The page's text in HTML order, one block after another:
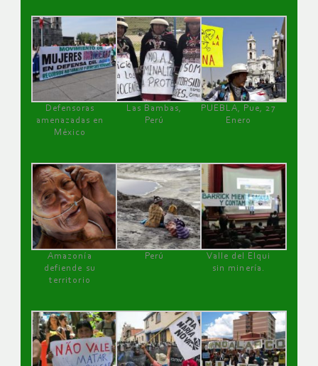
Defensoras
amenazadas en
México
Las Bambas,
Perú
PUEBLA, Pue, 27
Enero
Amazonía
defiende su
territorio
Perú
Valle del Elqui
sin minería.